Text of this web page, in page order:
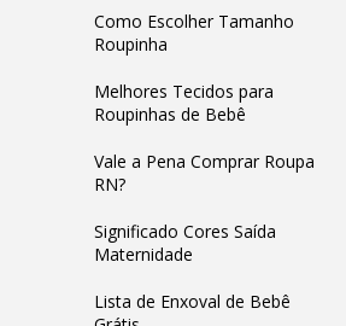
Como Escolher Tamanho
Roupinha
Melhores Tecidos para
Roupinhas de Bebê
Vale a Pena Comprar Roupa
RN?
Significado Cores Saída
Maternidade
Lista de Enxoval de Bebê